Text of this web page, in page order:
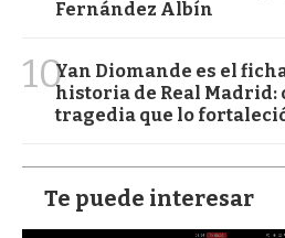
Fernández Albín
10Yan Diomande es el
historia de Real Madrid:
tragedia que lo
Te puede interesar